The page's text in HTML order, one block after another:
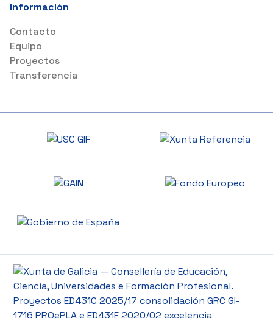
Información
Contacto
Equipo
Proyectos
Transferencia